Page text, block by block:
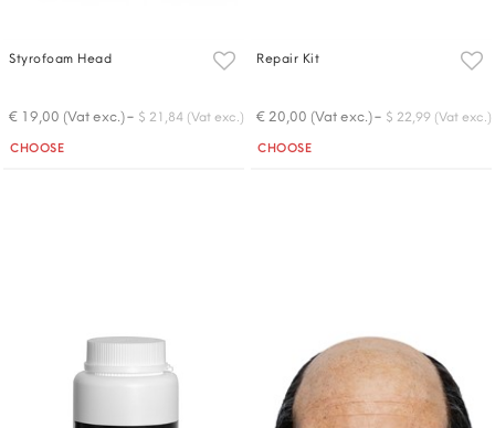
Styrofoam Head
€ 19,00 (Vat exc.)- $ 21,84 (Vat exc.)
Quantity
CHOOSE
Repair Kit
€ 20,00 (Vat exc.)- $ 22,99 (Vat exc.)
Quantity
CHOOSE